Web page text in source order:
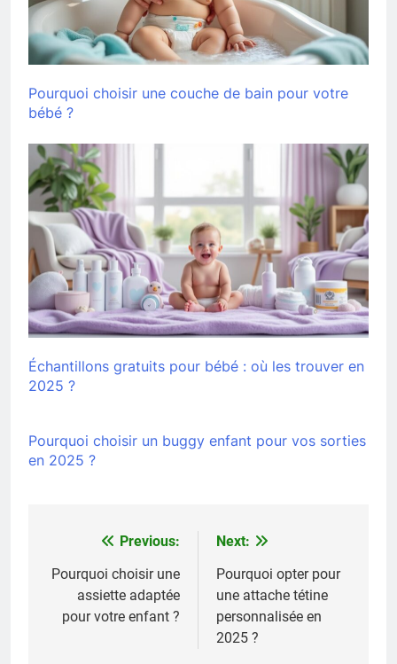
Pourquoi choisir une couche de bain pour votre
bébé ?
Échantillons gratuits pour bébé : où les trouver en
2025 ?
Pourquoi choisir un buggy enfant pour vos sorties
en 2025 ?
Navigation
de
l’article
Previous:
Pourquoi choisir une
assiette adaptée
pour votre enfant ?
Next:
Pourquoi opter pour
une attache tétine
personnalisée en
2025 ?